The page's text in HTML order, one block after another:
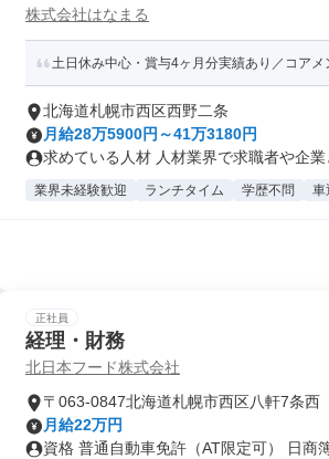
株式会社はなまる
土日休み中心・賞与4ヶ月分実績あり／コアメ
北海道札幌市西区西野二条
月給28万5900円～41万3180円
求めている人材 人材業界で求職者や企
業界未経験歓迎 ランチタイム 学歴不問 車
正社員
経理・財務
北日本フード株式会社
〒063-0847北海道札幌市西区八軒7条西
月給22万円
資格 普通自動車免許（AT限定可） 日商